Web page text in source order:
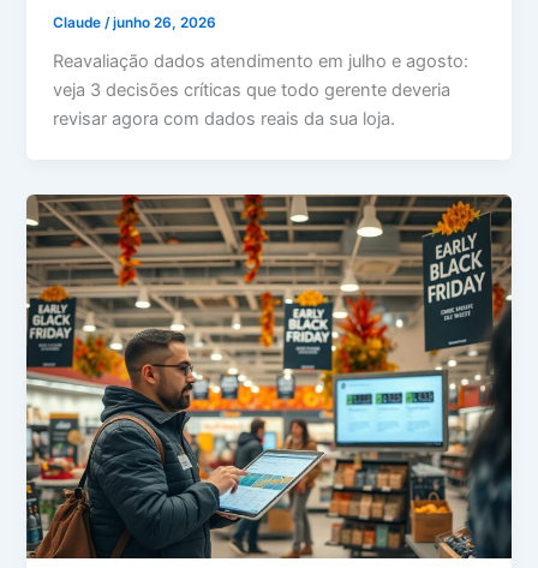
Claude /junho 26, 2026
Reavaliação dados atendimento em julho e agosto:
veja 3 decisões críticas que todo gerente deveria
revisar agora com dados reais da sua loja.